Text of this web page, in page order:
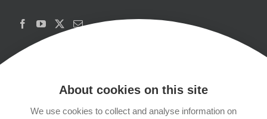
About cookies on this site
We use cookies to collect and analyse information on